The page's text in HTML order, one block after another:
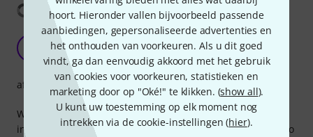
hoort. Hieronder vallen bijvoorbeeld passende
aanbiedingen, gepersonaliseerde advertenties en
het onthouden van voorkeuren. Als u dit goed
vindt, ga dan eenvoudig akkoord met het gebruik
van cookies voor voorkeuren, statistieken en
marketing door op "Oké!" te klikken. (show all).
U kunt uw toestemming op elk moment nog
intrekken via de cookie-instellingen (hier).
Vertaling tonen
Perfect Alternative to friction pegs
hertz ‘65 31.07.2026
Wittner have managed to design a Peg that is
indistinguishable from regular pegs. I did use peg grease to
afwerking